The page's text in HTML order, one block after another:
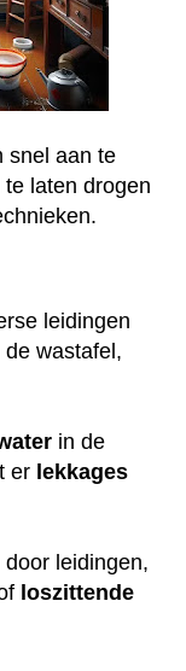
snel aan te
laten drogen
leidingen
wastafel,
in de
er lekkages
leidingen,
loszittende